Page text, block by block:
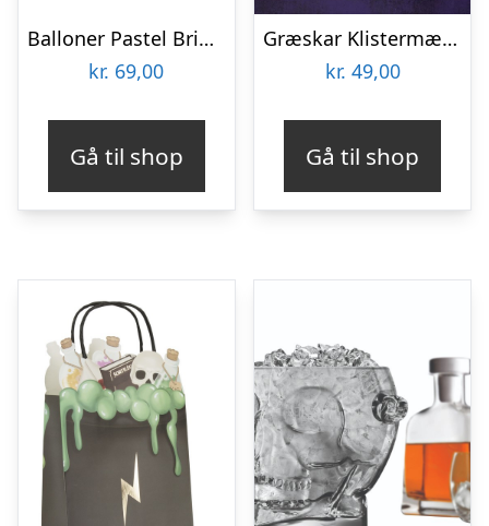
Balloner Pastel Bright Orange
kr. 69,00
Gå til shop
Græskar Klistermærker
kr. 49,00
Gå til shop